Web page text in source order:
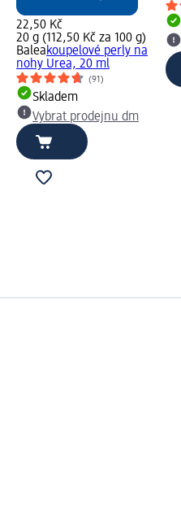
22,50 Kč
20 g (112,50 Kč za 100 g)
Baleakoupelové perly na
nohy Urea, 20 ml
(91)
Skladem
Vybrat prodejnu dm